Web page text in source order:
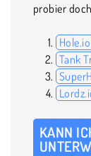
probier
Hole.io
Tank
KANN